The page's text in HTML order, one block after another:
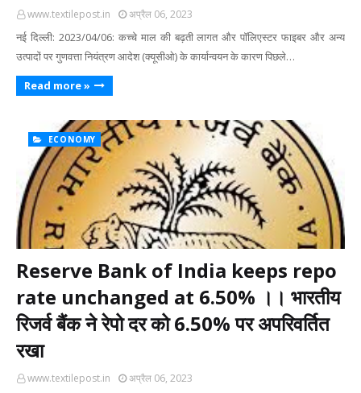
www.textilepost.in अप्रैल 06, 2023
नई दिल्ली: 2023/04/06: कच्चे माल की बढ़ती लागत और पॉलिएस्टर फाइबर और अन्य
उत्पादों पर गुणवत्ता नियंत्रण आदेश (क्यूसीओ) के कार्यान्वयन के कारण पिछले…
Read more »
ECONOMY
Reserve Bank of India keeps repo
rate unchanged at 6.50% ।। भारतीय
रिजर्व बैंक ने रेपो दर को 6.50% पर अपरिवर्तित
रखा
www.textilepost.in अप्रैल 06, 2023